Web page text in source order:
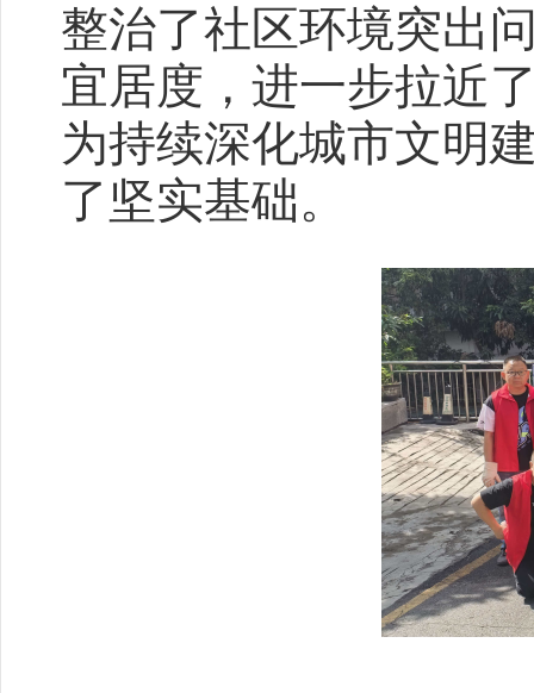
整治了社区环境突出
宜居度，进一步拉近
为持续深化城市文明
了坚实基础。